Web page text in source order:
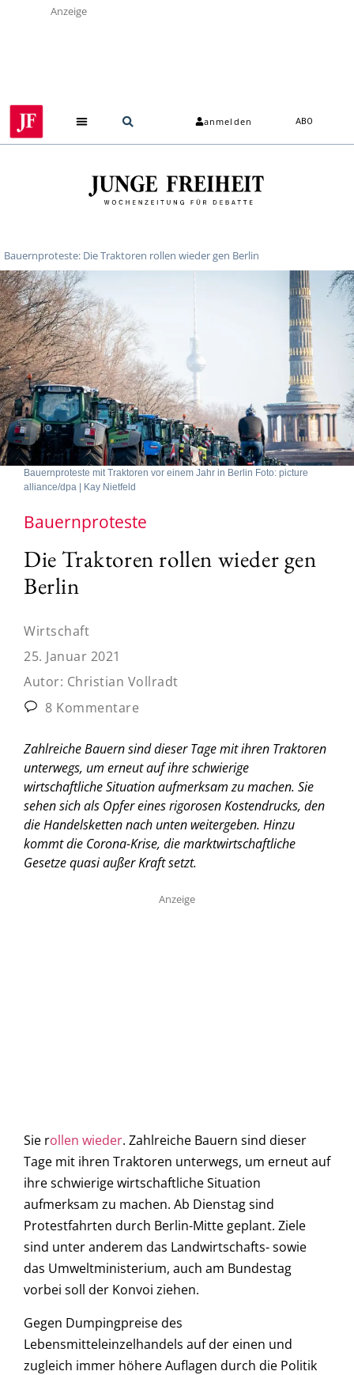
Anzeige
anmelden ABO
Bauernproteste: Die Traktoren rollen wieder gen Berlin
Bauernproteste mit Traktoren vor einem Jahr in Berlin Foto: picture
alliance/dpa | Kay Nietfeld
Bauernproteste
Die Traktoren rollen wieder gen
Berlin
Wirtschaft
25. Januar 2021
Autor: Christian Vollradt
8 Kommentare
Zahlreiche Bauern sind dieser Tage mit ihren Traktoren
unterwegs, um erneut auf ihre schwierige
wirtschaftliche Situation aufmerksam zu machen. Sie
sehen sich als Opfer eines rigorosen Kostendrucks, den
die Handelsketten nach unten weitergeben. Hinzu
kommt die Corona-Krise, die marktwirtschaftliche
Gesetze quasi außer Kraft setzt.
Anzeige
Sie rollen wieder. Zahlreiche Bauern sind dieser
Tage mit ihren Traktoren unterwegs, um erneut auf
ihre schwierige wirtschaftliche Situation
aufmerksam zu machen. Ab Dienstag sind
Protestfahrten durch Berlin-Mitte geplant. Ziele
sind unter anderem das Landwirtschafts- sowie
das Umweltministerium, auch am Bundestag
vorbei soll der Konvoi ziehen.
Gegen Dumpingpreise des
Lebensmitteleinzelhandels auf der einen und
zugleich immer höhere Auflagen durch die Politik